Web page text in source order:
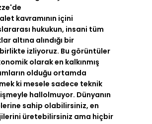
kavramının içini
hukukun, insani tüm
altına alındığı bir
izliyoruz. Bu görüntüler
olarak en kalkınmış
olduğu ortamda
ki mesele sadece teknik
hallolmuyor. Dünyanın
sahip olabilirsiniz, en
üretebilirsiniz ama hiçbir